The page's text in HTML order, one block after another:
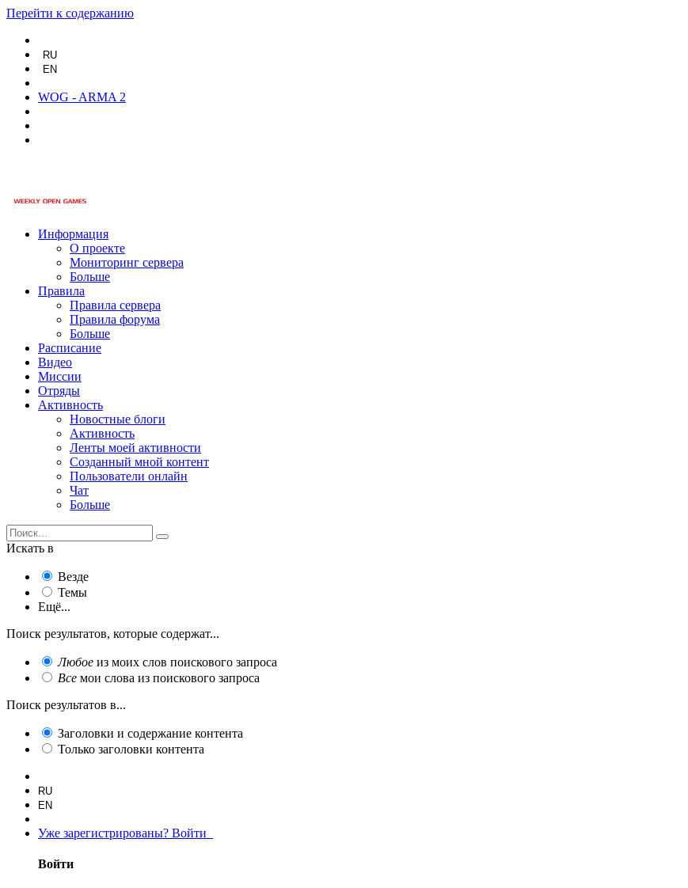
Перейти к содержанию
RU
EN
WOG - ARMA 2
Информация
О проекте
Мониторинг сервера
Больше
Правила
Правила сервера
Правила форума
Больше
Расписание
Видео
Миссии
Отряды
Активность
Новостные блоги
Активность
Ленты моей активности
Созданный мной контент
Пользователи онлайн
Чат
Больше
Искать в
Везде
Темы
Ещё...
Поиск результатов, которые содержат...
Любое из моих слов поискового запроса
Все мои слова из поискового запроса
Поиск результатов в...
Заголовки и содержание контента
Только заголовки контента
RU
EN
Уже зарегистрированы? Войти
Войти